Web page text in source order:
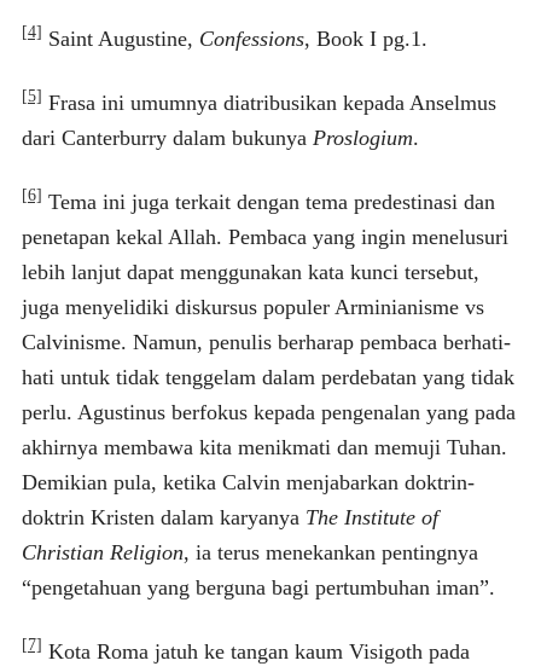
[4] Saint Augustine, Confessions, Book I pg.1.
[5] Frasa ini umumnya diatribusikan kepada Anselmus
dari Canterburry dalam bukunya Proslogium.
[6] Tema ini juga terkait dengan tema predestinasi dan
penetapan kekal Allah. Pembaca yang ingin menelusuri
lebih lanjut dapat menggunakan kata kunci tersebut,
juga menyelidiki diskursus populer Arminianisme vs
Calvinisme. Namun, penulis berharap pembaca berhati-
hati untuk tidak tenggelam dalam perdebatan yang tidak
perlu. Agustinus berfokus kepada pengenalan yang pada
akhirnya membawa kita menikmati dan memuji Tuhan.
Demikian pula, ketika Calvin menjabarkan doktrin-
doktrin Kristen dalam karyanya The Institute of
Christian Religion, ia terus menekankan pentingnya
“pengetahuan yang berguna bagi pertumbuhan iman”.
[7] Kota Roma jatuh ke tangan kaum Visigoth pada